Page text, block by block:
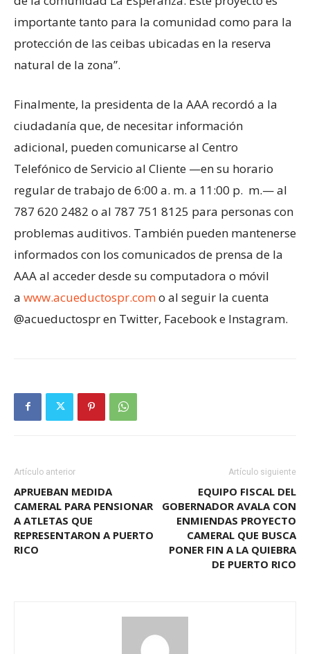
importante tanto para la comunidad como para la
protección de las ceibas ubicadas en la reserva
natural de la zona”.
Finalmente, la presidenta de la AAA recordó a la
ciudadanía que, de necesitar información
adicional, pueden comunicarse al Centro
Telefónico de Servicio al Cliente —en su horario
regular de trabajo de 6:00 a. m. a 11:00 p. m.— al
787 620 2482 o al 787 751 8125 para personas con
problemas auditivos. También pueden mantenerse
informados con los comunicados de prensa de la
AAA al acceder desde su computadora o móvil
a www.acueductospr.como al seguir la cuenta
@acueductospr en Twitter, Facebook e Instagram.
Artículo anterior
APRUEBAN MEDIDA
CAMERAL PARA PENSIONAR
A ATLETAS QUE
REPRESENTARON A PUERTO
RICO
Artículo siguiente
EQUIPO FISCAL DEL
GOBERNADOR AVALA CON
ENMIENDAS PROYECTO
CAMERAL QUE BUSCA
PONER FIN A LA QUIEBRA
DE PUERTO RICO